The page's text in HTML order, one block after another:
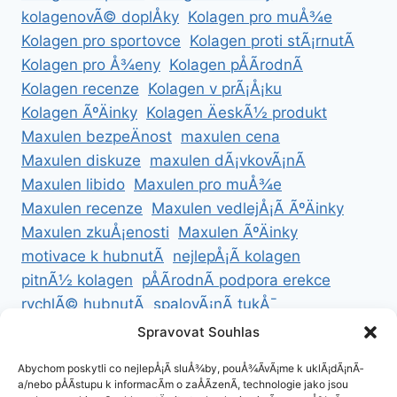
kolagenovÃ© doplÅky Kolagen pro muÅ¾e
Kolagen pro sportovce Kolagen proti stÃ¡rnutÃ­
Kolagen pro Å¾eny Kolagen pÅÃ­rodnÃ­
Kolagen recenze Kolagen v prÃ¡Å¡ku
Kolagen ÃºÄinky Kolagen ÄeskÃ½ produkt
Maxulen bezpeÄnost maxulen cena
Maxulen diskuze maxulen dÃ¡vkovÃ¡nÃ­
Maxulen libido Maxulen pro muÅ¾e
Maxulen recenze Maxulen vedlejÅ¡Ã­ ÃºÄinky
Maxulen zkuÅ¡enosti Maxulen ÃºÄinky
motivace k hubnutÃ­ nejlepÅ¡Ã­ kolagen
pitnÃ½ kolagen pÅÃ­rodnÃ­ podpora erekce
rychlÃ© hubnutÃ­ spalovÃ¡nÃ­ tukÅ¯
ZdravÃ© hubnutÃ­ ZdravÃ© recepty na hubnutÃ­
Spravovat Souhlas
Abychom poskytli co nejlepÅ¡Ã­ sluÅ¾by, pouÅ¾Ã­vÃ¡me k uklÃ¡dÃ¡nÃ­
a/nebo pÅÃ­stupu k informacÃ­m o zaÅÃ­zenÃ­, technologie jako jsou